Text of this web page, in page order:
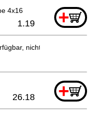
4x16 +
1.19
nicht bestellbar
+
26.18